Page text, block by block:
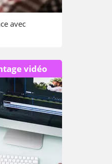
avec
vidéo